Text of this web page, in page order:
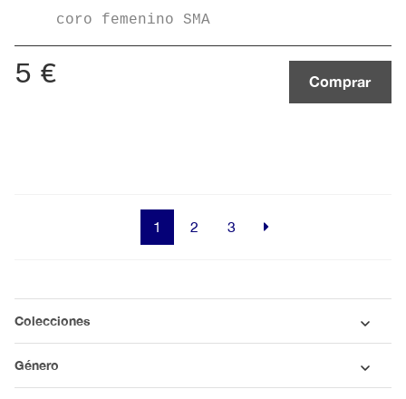
coro femenino SMA
5 € Comprar
1 2 3
Colecciones
Género